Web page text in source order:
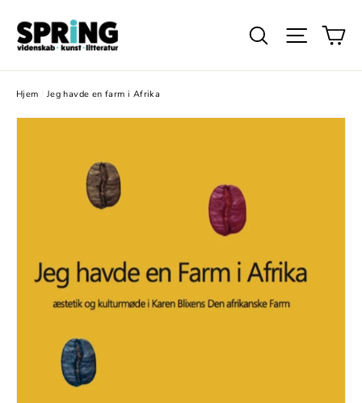
videre
indhold
Søg
Hjem / Jeg havde en farm i Afrika